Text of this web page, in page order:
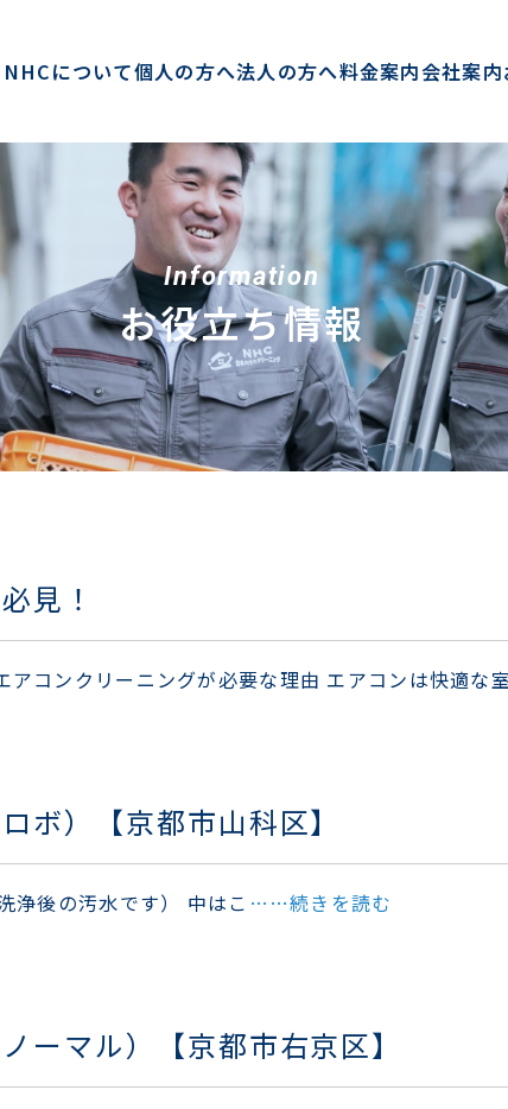
NHCについて個人の方へ法人の方へ料金案内会社案内
Information
お役立ち情報
見！
アコンクリーニングが必要な理由 エアコンは快適な
ボ）【京都市山科区】
浄後の汚水です） 中はこ ……続きを読む
ーマル）【京都市右京区】